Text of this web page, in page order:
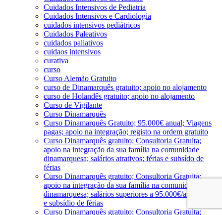
Cuidados Intensivos de Pediatria
Cuidados Intensivos e Cardiologia
cuidados intensivos pediátricos
Cuidados Paleativos
cuidados paliativos
cuidaos intensivos
curativa
curso
Curso Alemão Gratuito
curso de Dinamarquês gratuito; apoio no alojamento
curso de Holandês gratuito; apoio no alojamento
Curso de Vigilante
Curso Dinamarquês
Curso Dinamarquês Gratuito; 95.000€ anual; Viagens
pagas; apoio na integração; registo na ordem gratuito
Curso Dinamarquês gratuito; Consultoria Gratuita;
apoio na integração da sua família na comunidade
dinamarquesa; salários atrativos; férias e subsído de
férias
Curso Dinamarquês gratuito; Consultoria Gratuita;
apoio na integração da sua família na comunidade
dinamarquesa; salários superiores a 95.000€/ano; férias
e subsídio de férias
Curso Dinamarquês gratuito; Consultoria Gratuita;